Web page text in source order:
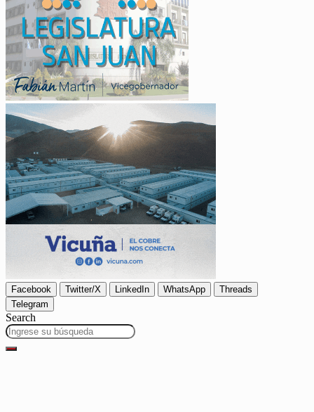
Facebook Twitter/X LinkedIn WhatsApp
Threads
Telegram
Search